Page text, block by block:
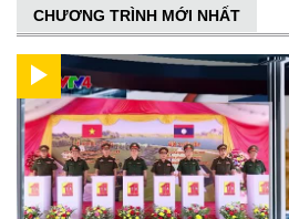
CHƯƠNG TRÌNH MỚI NHẤT